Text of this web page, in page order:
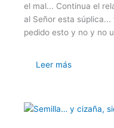
el mal... Continua el
al Señor esta
pedido esto y no y no
Leer más